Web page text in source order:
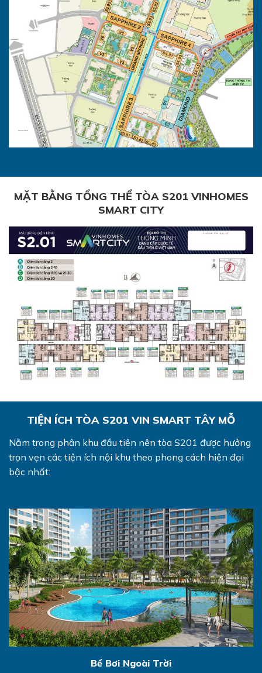
MẶT BẰNG TỔNG THỂ TÒA S201 VINHOMES
SMART CITY
TIỆN ÍCH TÒA S201 VIN SMART TÂY MỖ
Nằm trong phân khu đầu tiên nên tòa S201 được hưởng
trọn vẹn các tiện ích nội khu theo phong cách hiện đại
bậc nhất:
Bể Bơi Ngoài Trời